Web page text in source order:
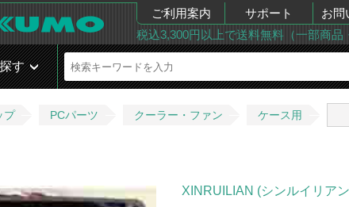
ご利用案内 サポート お問
税込3,300円以上で送料無料（一部商品
す
プ PCパーツ クーラー・ファン ケース用
XINRUILIAN (シンルイリア